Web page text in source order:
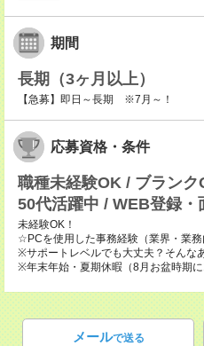
期間
長期（3ヶ月以上）
【急募】即日～長期 ※7月～！
応募資格・条件
職種未経験OK / ブラン
50代活躍中 / WEB登録・
未経験OK！
☆PCを使用した事務経験（業界・業務
※サポートレベルでも大丈夫？そんな
※年末年始・夏期休暇（8月お盆時期
メールで送る